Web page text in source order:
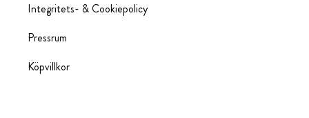
Integritets- & Cookiepolicy
Pressrum
Köpvillkor